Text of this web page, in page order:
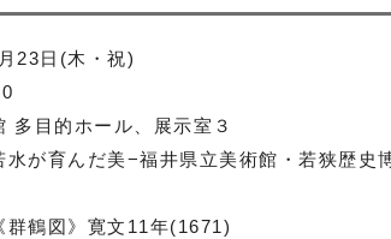
月 23日 (木・祝)
多目的ホール、展示室３
が育んだ美−福井県立美術館・若狭歴史
群鶴図》寛文 11年(1671)